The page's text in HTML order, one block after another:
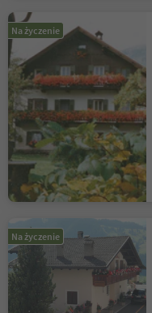
Na życzenie
Na życzenie